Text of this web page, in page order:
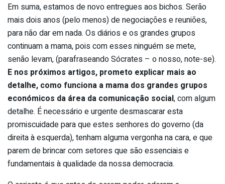
Em suma, estamos de novo entregues aos bichos. Serão
mais dois anos (pelo menos) de negociações e reuniões,
para não dar em nada. Os diários e os grandes grupos
continuam a mama, pois com esses ninguém se mete,
senão levam, (parafraseando Sócrates – o nosso, note-se).
E nos próximos artigos, prometo explicar mais ao
detalhe, como funciona a mama dos grandes grupos
económicos da área da comunicação social, com algum
detalhe. É necessário e urgente desmascarar esta
promiscuidade para que estes senhores do governo (da
direita à esquerda), tenham alguma vergonha na cara, e que
parem de brincar com setores que são essenciais e
fundamentais à qualidade da nossa democracia.